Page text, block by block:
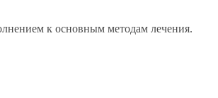
к основным методам лечения.